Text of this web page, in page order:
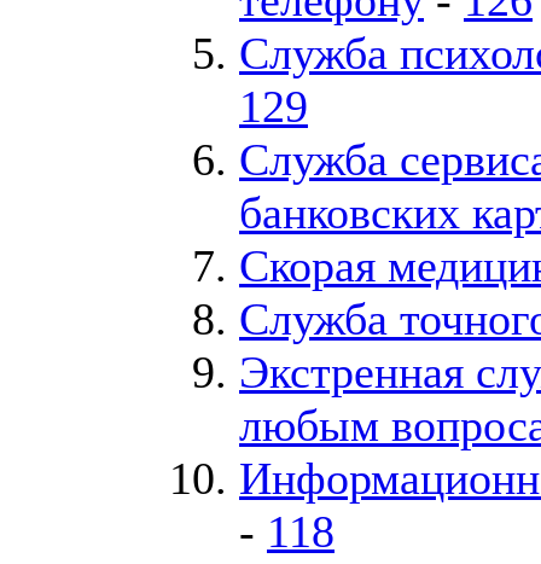
Служба
129
Служба
банковских
Скорая
Служба
Экстренная
любым
- 118